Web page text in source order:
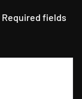
Required fields